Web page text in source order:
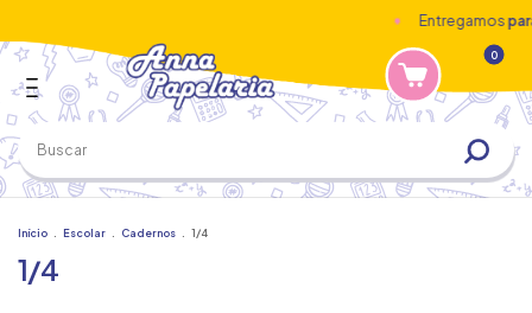
Entregamospara
0
Início Escolar Cadernos 1/4
1/4